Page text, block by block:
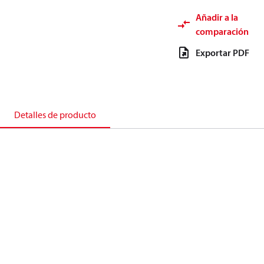
Añadir a la
comparación
Exportar PDF
Detalles de producto